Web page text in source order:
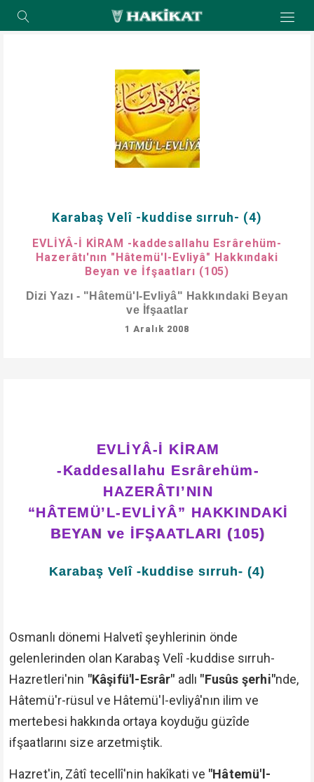
Karabaş Velî -kuddise sırruh- (4)
EVLİYÂ-İ KİRAM -kaddesallahu Esrârehüm-
Hazerâtı'nın "Hâtemü'l-Evliyâ" Hakkındaki
Beyan ve İfşaatları (105)
Dizi Yazı - "Hâtemü'l-Evliyâ" Hakkındaki Beyan
ve İfşaatlar
1 Aralık 2008
EVLİYÂ-İ KİRAM
-Kaddesallahu Esrârehüm-
HAZERÂTI’NIN
“HÂTEMÜ’L-EVLİYÂ” HAKKINDAKİ
BEYAN ve İFŞAATLARI (105)
Karabaş Velî -kuddise sırruh- (4)
Osmanlı dönemi Halvetî şeyhlerinin önde
gelenlerinden olan Karabaş Velî -kuddise sırruh-
Hazretleri'nin "Kâşifü'l-Esrâr" adlı "Fusûs şerhi"nde,
Hâtemü'r-rüsul ve Hâtemü'l-evliyâ'nın ilim ve
mertebesi hakkında ortaya koyduğu güzîde
ifşaatlarını size arzetmiştik.
Hazret'in, Zâtî tecellî'nin hakîkati ve "Hâtemü'l-